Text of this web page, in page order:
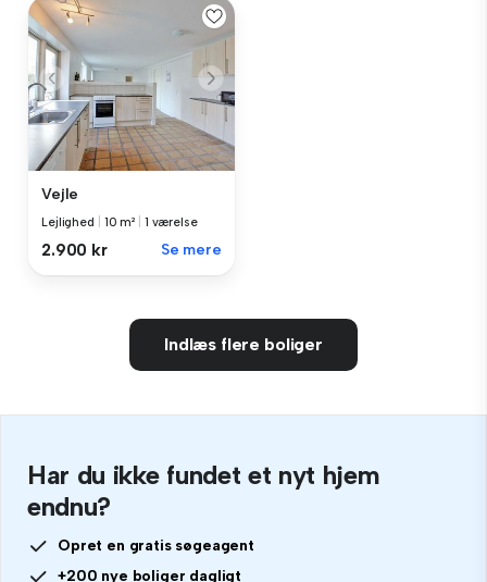
Vejle
Lejlighed 10 m² 1 værelse
2.900 kr Se mere
Indlæs flere boliger
Har du ikke fundet et nyt hjem
endnu?
Opret en gratis søgeagent
+200 nye boliger dagligt